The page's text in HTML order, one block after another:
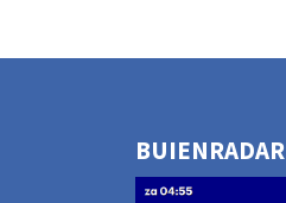
BUIENRADAR